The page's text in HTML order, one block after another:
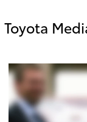
Toyota